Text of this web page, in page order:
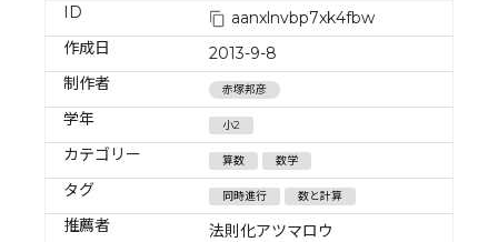
ID
aanxlnvbp7xk4fbw
作成日
2013-9-8
制作者
赤塚邦彦
学年 小2
カテゴリー 算数 数学
タグ 同時進行 数と計算
推薦者 法則化アツマロウ